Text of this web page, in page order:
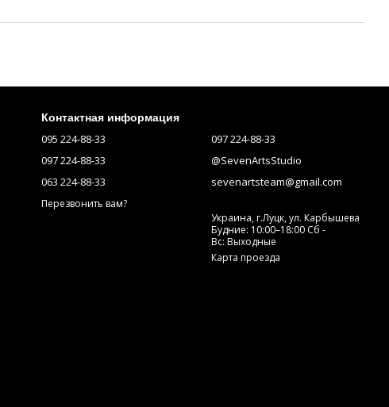
Контактная информация
095 224-88-33
097 224-88-33
063 224-88-33
Перезвонить вам?
097 224-88-33
@SevenArtsStudio
sevenartsteam@gmail.com
Украина, г.Луцк, ул. Карбышева
Будние: 10:00–18:00 Сб -
Вс: Выходные
Карта проезда